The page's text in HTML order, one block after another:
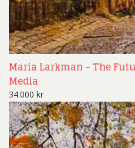
Maria Larkman – The
Media
34.000 kr